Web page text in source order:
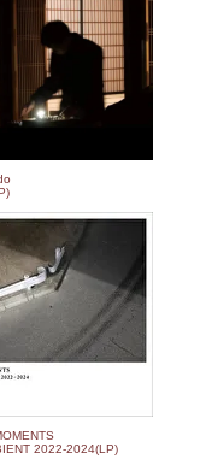
2022​-​2024(LP)